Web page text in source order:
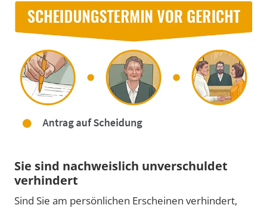
Sie sind nachweislich unverschuldet
verhindert
Sind Sie am persönlichen Erscheinen verhindert,